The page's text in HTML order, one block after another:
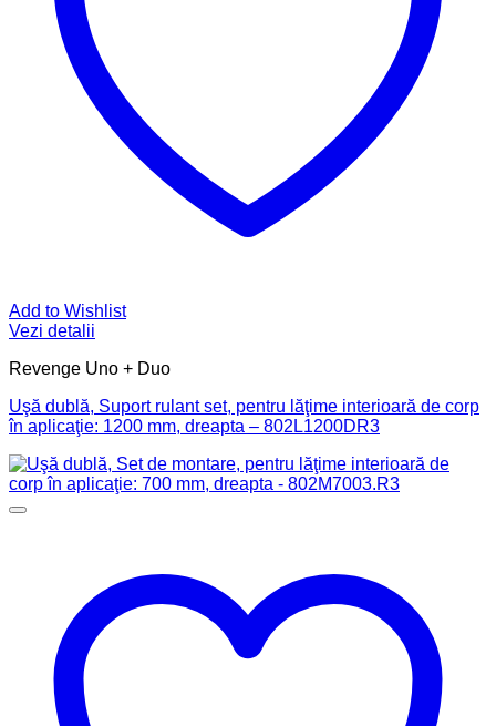
Add to Wishlist
Vezi detalii
Revenge Uno + Duo
Uşă dublă, Suport rulant set, pentru lăţime interioară de corp
în aplicaţie: 1200 mm, dreapta – 802L1200DR3